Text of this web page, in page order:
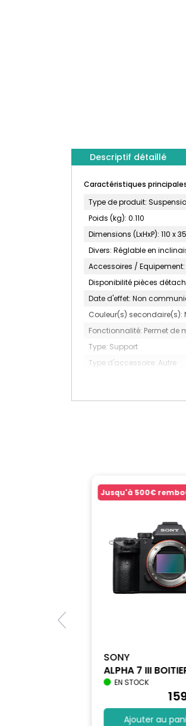
Descriptif détaillé
Caractéristiques
Type de produit:
Poids (kg): 0.110
Dimensions (LxHxP): 110 x 35
Divers: Réglable en
Accessoires /
Disponibilité pièces
Date d'effet: Non
Couleur(s) secondaire(s):
Fonctionnalité: Permet de
Type: Support
Type d'accessoire: Autre
Jusqu'à 500€
SONY
ALPHA 7 III
EN STOCK
Ajouter au